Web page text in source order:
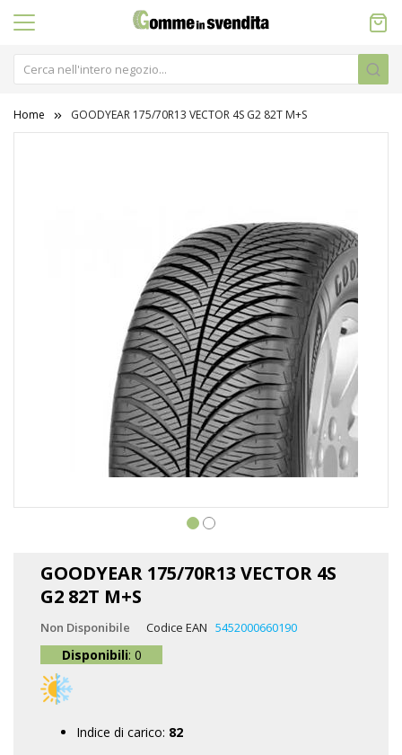
Home GOODYEAR 175/70R13 VECTOR 4S G2 82T M+S
GOODYEAR 175/70R13 VECTOR 4S
G2 82T M+S
Non Disponibile Codice EAN 5452000660190
Disponibili: 0
Indice di carico: 82
galleria
immagini